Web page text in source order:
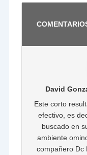
David
Este corto
efectivo, es
buscado en
ambiente
compañero Dc